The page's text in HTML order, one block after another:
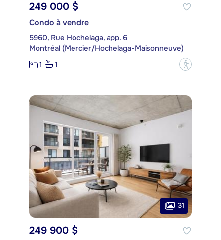
249 000 $
Condo à vendre
5960, Rue Hochelaga, app. 6
Montréal (Mercier/Hochelaga-Maisonneuve)
1
1 ?
31
249 900 $